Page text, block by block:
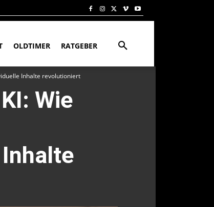
OLDTIMER RATGEBER
Inhalte revolutioniert
Wie